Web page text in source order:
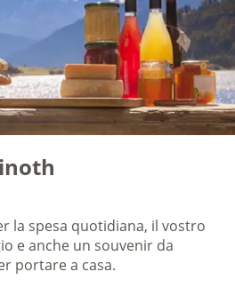
la spesa quotidiana, il vostro
e anche un souvenir da
portare a casa.